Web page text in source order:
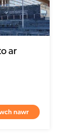
ar
nawr